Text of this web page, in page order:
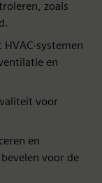
zoals
systemen
en
voor
en
voor de